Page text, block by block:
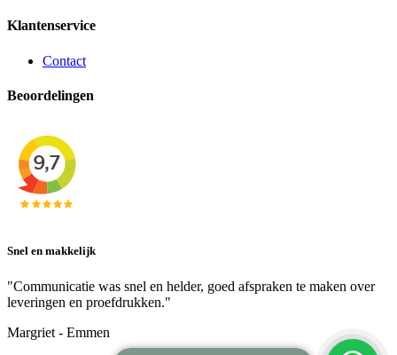
Klantenservice
Contact
Beoordelingen
Snel en makkelijk
"Communicatie was snel en helder, goed afspraken te maken over
leveringen en proefdrukken."
Margriet - Emmen